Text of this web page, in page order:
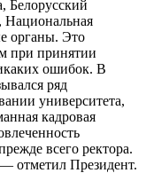
Белорусский
Национальная
органы. Это
при принятии
ошибок. В
ряд
университета,
кадровая
всего ректора.
отметил Президент.